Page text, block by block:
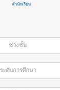
สำนักเรียน
ช่วงชั้น
ระดับการศึกษา